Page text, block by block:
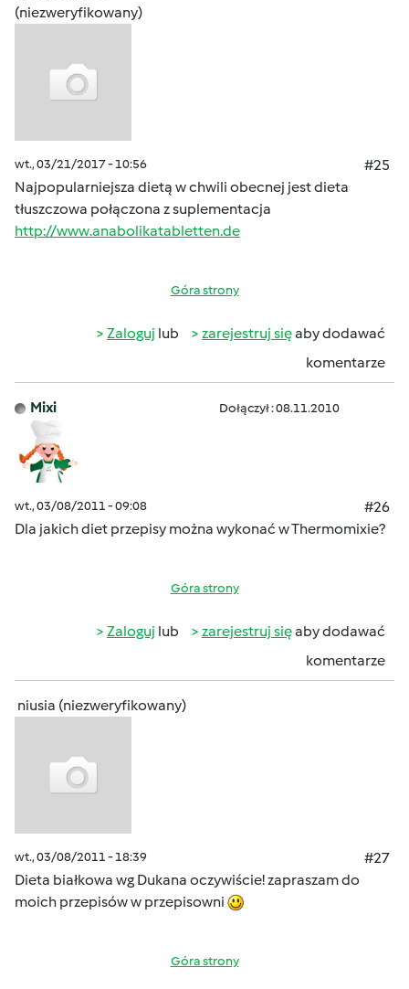
(niezweryfikowany)
wt., 03/21/2017 - 10:56
#25
Najpopularniejsza dietą w chwili obecnej jest dieta
tłuszczowa połączona z suplementacja
http://www.anabolikatabletten.de
Góra strony
Zaloguj lub zarejestruj sięaby dodawać
komentarze
Mixi Dołączył : 08.11.2010
wt., 03/08/2011 - 09:08
#26
Dla jakich diet przepisy można wykonać w Thermomixie?
Góra strony
Zaloguj lub zarejestruj sięaby dodawać
komentarze
niusia (niezweryfikowany)
wt., 03/08/2011 - 18:39
#27
Dieta białkowa wg Dukana oczywiście! zapraszam do
moich przepisów w przepisowni
Góra strony